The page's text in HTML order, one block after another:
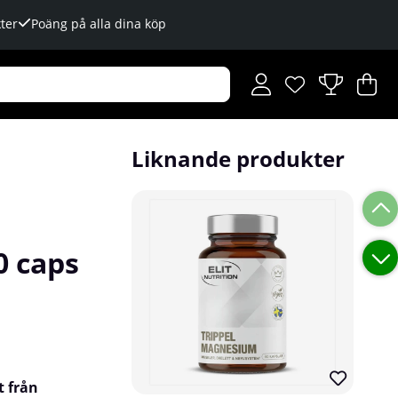
Poäng på alla dina köp
Önskelista
Antal i
.
.
caps
från
Liknande produkter